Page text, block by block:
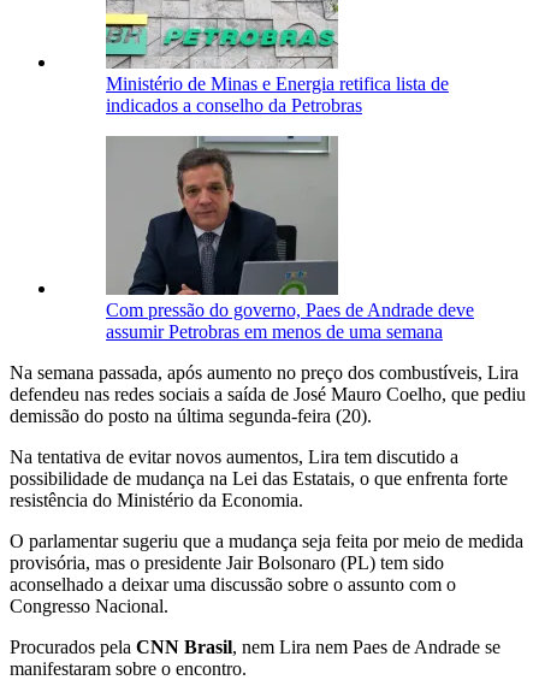
Ministério de Minas e Energia retifica lista de
indicados a conselho da Petrobras
Com pressão do governo, Paes de Andrade deve
assumir Petrobras em menos de uma semana
Na semana passada, após aumento no preço dos combustíveis, Lira
defendeu nas redes sociais a saída de José Mauro Coelho, que pediu
demissão do posto na última segunda-feira (20).
Na tentativa de evitar novos aumentos, Lira tem discutido a
possibilidade de mudança na Lei das Estatais, o que enfrenta forte
resistência do Ministério da Economia.
O parlamentar sugeriu que a mudança seja feita por meio de medida
provisória, mas o presidente Jair Bolsonaro (PL) tem sido
aconselhado a deixar uma discussão sobre o assunto com o
Congresso Nacional.
Procurados pela CNN Brasil, nem Lira nem Paes de Andrade se
manifestaram sobre o encontro.